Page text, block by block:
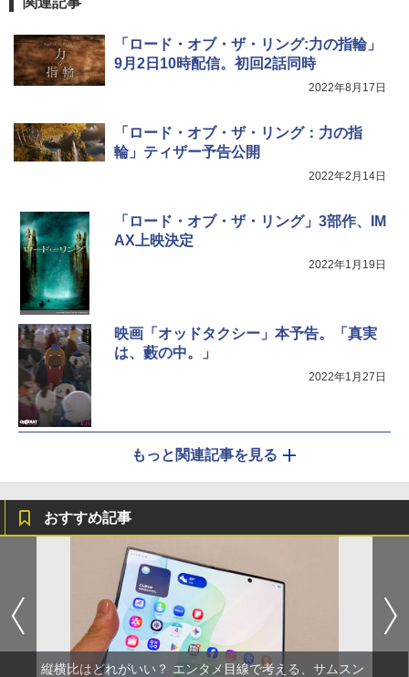
「ロード・オブ・ザ・リング:力の指輪」
9月2日10時配信。初回2話同時
2022年8月17日
「ロード・オブ・ザ・リング：力の指
輪」ティザー予告公開
2022年2月14日
「ロード・オブ・ザ・リング」3部作、IM
AX上映決定
2022年1月19日
映画「オッドタクシー」本予告。「真実
は、藪の中。」
2022年1月27日
もっと関連記事を見る
おすすめ記事
縦横比はどれがいい？ エンタメ目線で考える、サムスン